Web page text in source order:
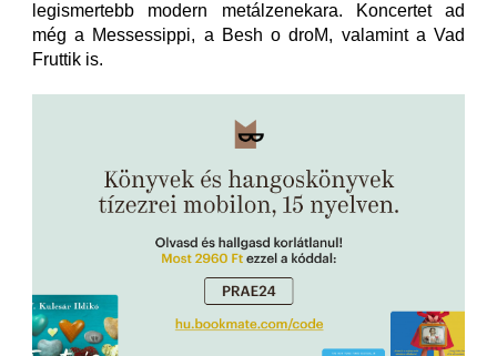
legismertebb modern metálzenekara. Koncertet ad
még a Messessippi, a Besh o droM, valamint a Vad
Fruttik is.